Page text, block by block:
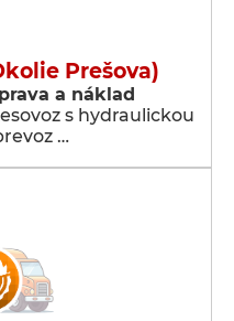
Prešova)
a náklad
s hydraulickou
…